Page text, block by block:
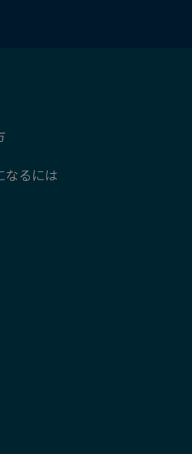
なるには